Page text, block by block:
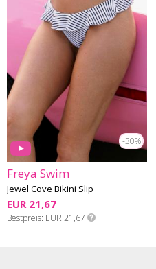
-30%
Freya Swim
Jewel Cove Bikini Slip
EUR 21,67
Bestpreis EUR 21,67